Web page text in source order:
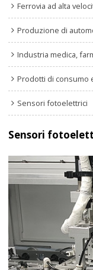
Ferrovia ad alta
Produzione di
Industria medica,
Prodotti di consumo
Sensori fotoelettrici
Sensori